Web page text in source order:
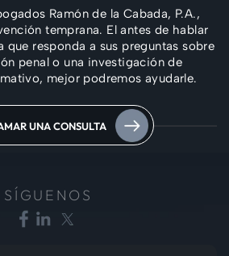
Ramón de la Cabada, P.A.,
temprana. El antes de hablar
que responda a sus preguntas sobre
penal o una investigación de
mejor podremos ayudarle.
UNA CONSULTA
SÍGUENOS